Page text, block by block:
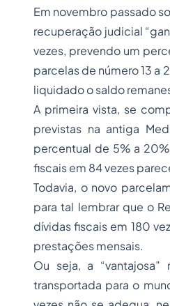
Em novembro passado
recuperação judicial
vezes, prevendo um
parcelas de número 13 a
liquidado o saldo
A primeira vista, se
previstas na antiga
percentual de 5% a
fiscais em 84 vezes
Todavia, o novo
para tal lembrar que o
dívidas fiscais em 180
prestações mensais.
Ou seja, a
transportada para o